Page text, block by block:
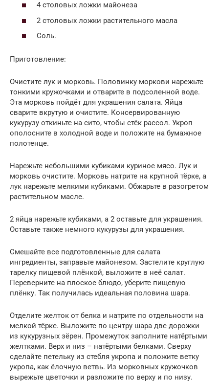
4 столовых ложки майонеза
2 столовых ложки растительного масла
Соль.
Приготовление:
Очистите лук и морковь. Половинку моркови нарежьте
тонкими кружочками и отварите в подсоленной воде.
Эта морковь пойдёт для украшения салата. Яйца
сварите вкрутую и очистите. Консервированную
кукурузу откиньте на сито, чтобы стёк рассол. Укроп
ополосните в холодной воде и положите на бумажное
полотенце.
Нарежьте небольшими кубиками куриное мясо. Лук и
морковь очистите. Морковь натрите на крупной тёрке, а
лук нарежьте мелкими кубиками. Обжарьте в разогретом
растительном масле.
2 яйца нарежьте кубиками, а 2 оставьте для украшения.
Оставьте также немного кукурузы для украшения.
Смешайте все подготовленные для салата
ингредиенты, заправьте майонезом. Застелите круглую
тарелку пищевой плёнкой, выложите в неё салат.
Переверните на плоское блюдо, уберите пищевую
плёнку. Так получилась идеальная половина шара.
Отделите желток от белка и натрите по отдельности на
мелкой тёрке. Выложите по центру шара две дорожки
из кукурузных зёрен. Промежуток заполните натёртыми
желтками. Верх и низ – натёртыми белками. Сверху
сделайте петельку из стебля укропа и положите ветку
укропа, как ёлочную ветвь. Из морковных кружочков
вырежьте цветочки и разложите по верху и по низу.